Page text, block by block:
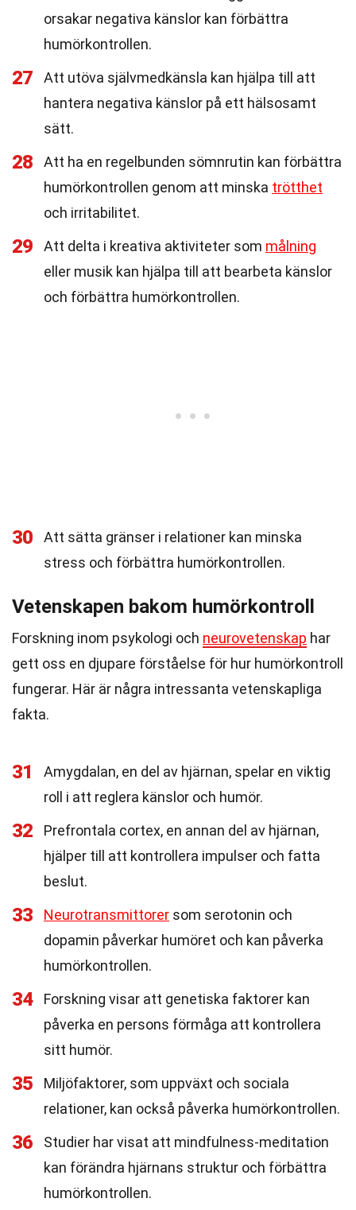
orsakar negativa känslor kan förbättra
humörkontrollen.
27
Att utöva självmedkänsla kan hjälpa till att
hantera negativa känslor på ett hälsosamt
sätt.
28
Att ha en regelbunden sömnrutin kan förbättra
humörkontrollen genom att minska trötthet
och irritabilitet.
29 Att delta i kreativa aktiviteter som målning
eller musik kan hjälpa till att bearbeta känslor
och förbättra humörkontrollen.
30
Att sätta gränser i relationer kan minska
stress och förbättra humörkontrollen.
Vetenskapen bakom humörkontroll
Forskning inom psykologi och neurovetenskap har
gett oss en djupare förståelse för hur humörkontroll
fungerar. Här är några intressanta vetenskapliga
fakta.
31
Amygdalan, en del av hjärnan, spelar en viktig
roll i att reglera känslor och humör.
32
Prefrontala cortex, en annan del av hjärnan,
hjälper till att kontrollera impulser och fatta
beslut.
33 Neurotransmittorer som serotonin och
dopamin påverkar humöret och kan påverka
humörkontrollen.
34
Forskning visar att genetiska faktorer kan
påverka en persons förmåga att kontrollera
sitt humör.
35
Miljöfaktorer, som uppväxt och sociala
relationer, kan också påverka humörkontrollen.
36
Studier har visat att mindfulness-meditation
kan förändra hjärnans struktur och förbättra
humörkontrollen.